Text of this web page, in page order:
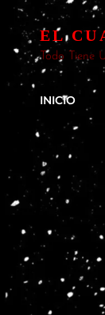
EL
Todo Tiene
INICIO